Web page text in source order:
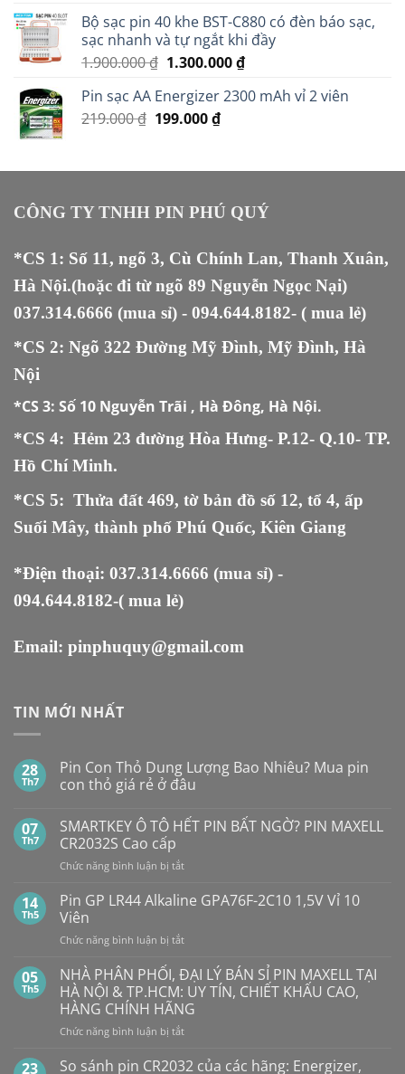
là:
3.500.000 ₫.
tại
là:
2.900.000 ₫.
Bộ sạc pin 40 khe BST-C880 có đèn báo sạc,
sạc nhanh và tự ngắt khi đầy
1.900.000₫ Giá
là:
1.900.000 ₫.
1.300.000₫Giá
tại
Pin sạc AA Energizer 2300 mAh vỉ 2 viên
219.000₫ Giá
219.000 ₫.
199.000₫Giá
là:
CÔNG TY TNHH PIN PHÚ QUÝ
*CS 1: Số 11, ngõ 3, Cù Chính Lan, Thanh Xuân,
Hà Nội.(hoặc đi từ ngõ 89 Nguyễn Ngọc Nại)
037.314.6666 (mua sỉ) - 094.644.8182- ( mua lẻ)
*CS 2: Ngõ 322 Đường Mỹ Đình, Mỹ Đình, Hà
Nội
*CS 3: Số 10 Nguyễn Trãi , Hà Đông, Hà Nội.
*CS 4: Hẻm 23 đường Hòa Hưng- P.12- Q.10- TP.
Hồ Chí Minh.
*CS 5: Thửa đất 469, tờ bản đồ số 12, tổ 4, ấp
Suối Mây, thành phố Phú Quốc, Kiên Giang
*Điện thoại: 037.314.6666 (mua sỉ) -
094.644.8182-( mua lẻ)
Email: pinphuquy@gmail.com
TIN MỚI NHẤT
28
Th7
Pin Con Thỏ Dung Lượng Bao Nhiêu? Mua pin
con thỏ giá rẻ ở đâu
bình
luận
ở
Pin
Con
Dung
Lượng
Bao
Nhiêu?
Mua
con
thỏ
giá
rẻ
ở
đâu
07
Th7
SMARTKEY Ô TÔ HẾT PIN BẤT NGỜ? PIN MAXELL
CR2032S Cao cấp
Chức năng bình luận bị tắtở
Ô
PIN
NGỜ?
PIN
MAXELL
CR2032S Cao
cấp
14
Th5
Pin GP LR44 Alkaline GPA76F-2C10 1,5V Vỉ 10
Viên
Chức năng bình luận bị tắtở
GP
LR44
Alkaline
GPA76F-
2C10
Vỉ
05
Th5
NHÀ PHÂN PHỐI, ĐẠI LÝ BÁN SỈ PIN MAXELL TẠI
HÀ NỘI & TP.HCM: UY TÍN, CHIẾT KHẤU CAO,
HÀNG CHÍNH HÃNG
Chức năng bình luận bị tắtở
PHÂN
23
So sánh pin CR2032 của các hãng: Energizer,